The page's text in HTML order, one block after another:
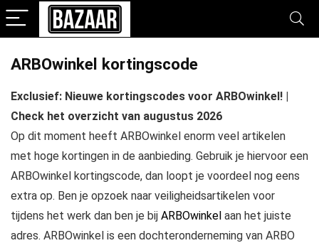
ARBOwinkel kortingscode
Exclusief: Nieuwe kortingscodes voor ARBOwinkel! |
Check het overzicht van augustus 2026
Op dit moment heeft ARBOwinkel enorm veel artikelen
met hoge kortingen in de aanbieding. Gebruik je hiervoor een
ARBOwinkel kortingscode, dan loopt je voordeel nog eens
extra op. Ben je opzoek naar veiligheidsartikelen voor
tijdens het werk dan ben je bij ARBOwinkel aan het juiste
adres. ARBOwinkel is een dochteronderneming van ARBO